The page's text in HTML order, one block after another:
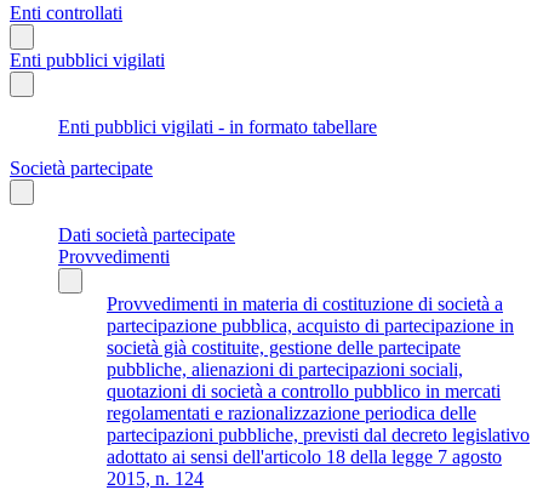
Enti controllati
Enti pubblici vigilati
Enti pubblici vigilati - in formato tabellare
Società partecipate
Dati società partecipate
Provvedimenti
Provvedimenti in materia di costituzione di società a
partecipazione pubblica, acquisto di partecipazione in
società già costituite, gestione delle partecipate
pubbliche, alienazioni di partecipazioni sociali,
quotazioni di società a controllo pubblico in mercati
regolamentati e razionalizzazione periodica delle
partecipazioni pubbliche, previsti dal decreto legislativo
adottato ai sensi dell'articolo 18 della legge 7 agosto
2015, n. 124